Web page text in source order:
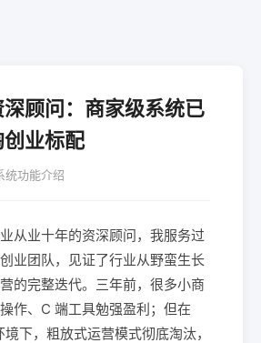
顾问：商家级系统已
业标配
统功能介绍
从业十年的资深顾问，我服务过
业团队，见证了行业从野蛮生长
的完整迭代。三年前，很多小商
作、C 端工具勉强盈利；但在
下，粗放式运营模式彻底淘汰，